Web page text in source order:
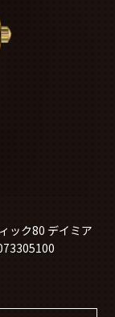
ック80 デイミア